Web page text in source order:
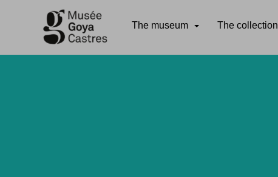
Go directly to content The museum The collection